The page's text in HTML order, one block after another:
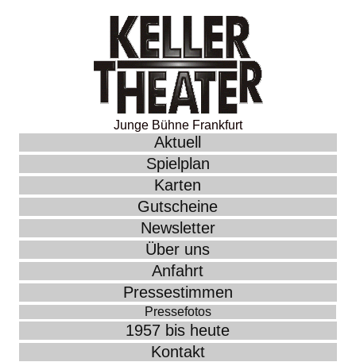
Junge Bühne Frankfurt
Aktuell
Spielplan
Karten
Gutscheine
Newsletter
Über uns
Anfahrt
Pressestimmen
Pressefotos
1957 bis heute
Kontakt